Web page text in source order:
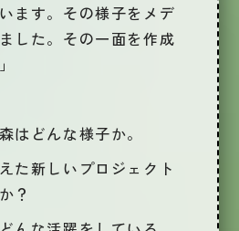
ます。その様子をメデ
した。その一面を作成
はどんな様子か。
た新しいプロジェクト
？